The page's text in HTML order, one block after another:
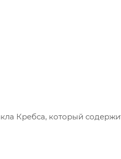
Кребса, который